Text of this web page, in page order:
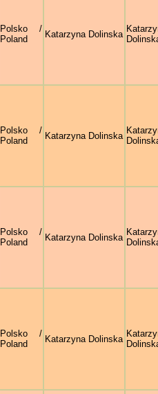
Polsko /
Poland
Katarzyna Dolinska
Polsko /
Poland
Katarzyna Dolinska
Polsko /
Poland
Katarzyna Dolinska
Polsko /
Poland
Katarzyna Dolinska